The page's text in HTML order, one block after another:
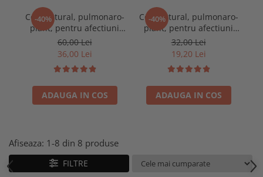
-40%
Ceai natural, pulmonaro-
plant, pentru afectiuni
pulmonar respiratorii,
250g
60,00 Lei
36,00 Lei
ADAUGA IN COS
-40%
Ceai natural, pulmonaro-
plant, pentru afectiuni
pulmonar respiratorii,
100g
32,00 Lei
19,20 Lei
ADAUGA IN COS
Afiseaza: 1-8 din 8 produse
FILTRE